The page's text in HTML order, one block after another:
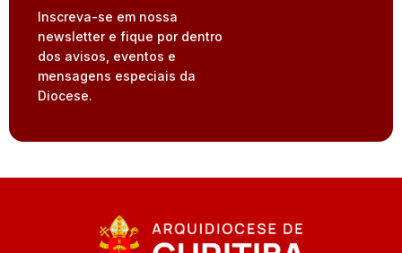
Inscreva-se em nossa
newsletter e fique por dentro
dos avisos, eventos e
mensagens especiais da
Diocese.